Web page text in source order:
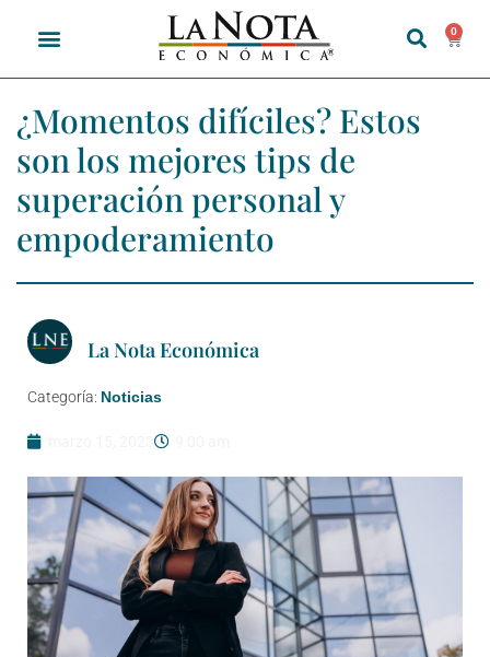
0
¿Momentos difíciles? Estos
son los mejores tips de
superación personal y
empoderamiento
La Nota Económica
Categoría: Noticias